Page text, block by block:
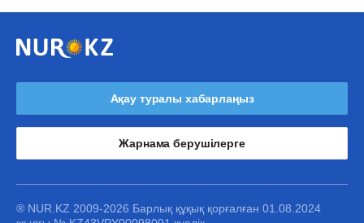
Ақау туралы хабарлаңыз
Жарнама берушілерге
® NUR.KZ 2009-2026 Барлық құқық қорғалған 01.08.2024